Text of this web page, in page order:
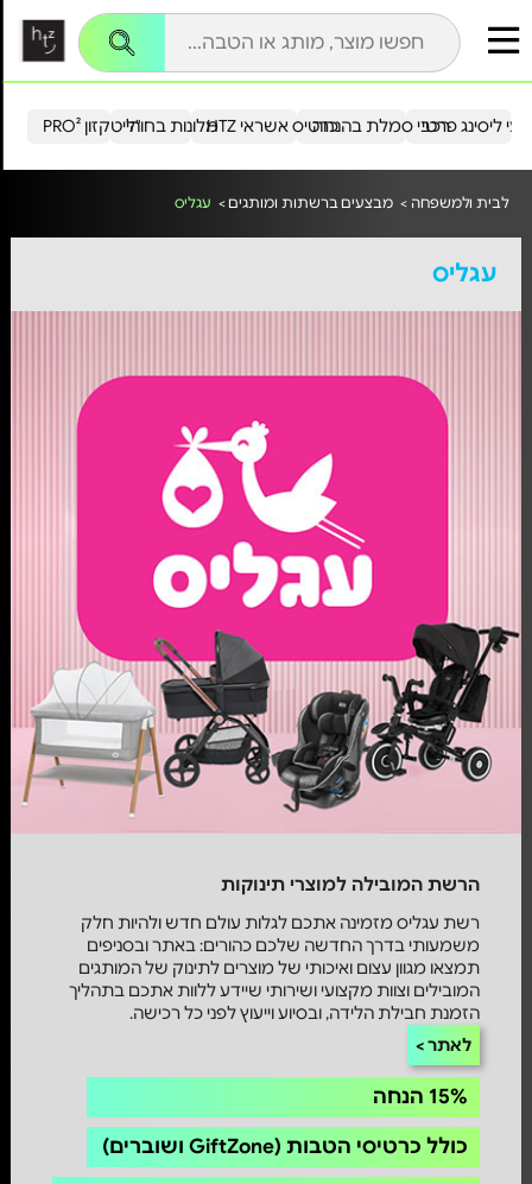
הייטקזון PRO²מלונות בחו"ל כרטיס אשראי HTZ ליסינג פרטירכבי סמלת בהנחה
לבית ולמשפחה > מבצעים ברשתות ומותגים > עגליס
עגליס
הרשת המובילה למוצרי תינוקות
רשת עגליס מזמינה אתכם לגלות עולם חדש ולהיות חלק
משמעותי בדרך החדשה שלכם כהורים: באתר ובסניפים
תמצאו מגוון עצום ואיכותי של מוצרים לתינוק של המותגים
המובילים וצוות מקצועי ושירותי שיידע ללוות אתכם בתהליך
הזמנת חבילת הלידה, ובסיוע וייעוץ לפני כל רכישה.
לאתר
15% הנחה
כולל כרטיסי הטבות (GiftZone ושוברים)